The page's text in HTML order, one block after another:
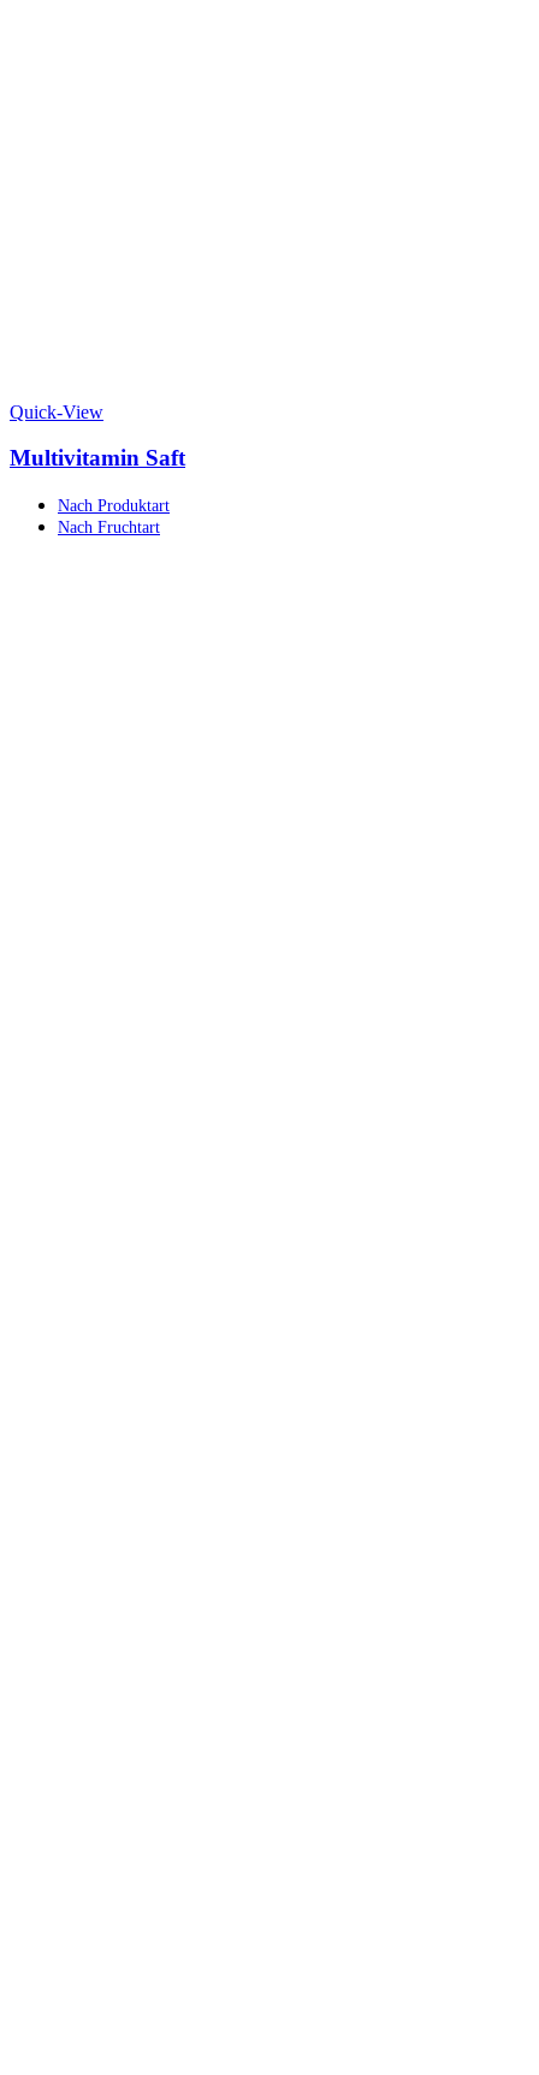
Quick-View
Multivitamin Saft
Nach Produktart
Nach Fruchtart